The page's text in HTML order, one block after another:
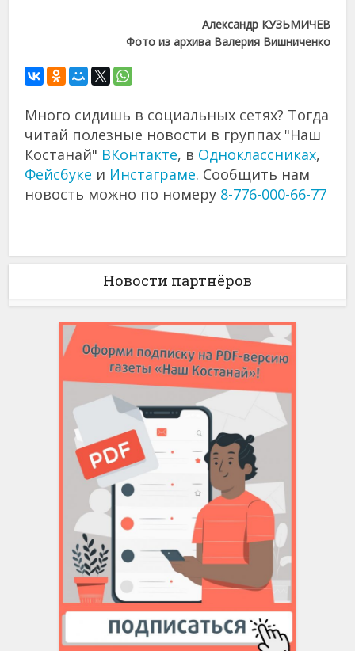
Александр КУЗЬМИЧЕВ
Фото из архива Валерия Вишниченко
Много сидишь в социальных сетях? Тогда
читай полезные новости в группах "Наш
Костанай" ВКонтакте, в Одноклассниках,
Фейсбуке и Инстаграме. Сообщить нам
новость можно по номеру 8-776-000-66-77
Новости партнёров